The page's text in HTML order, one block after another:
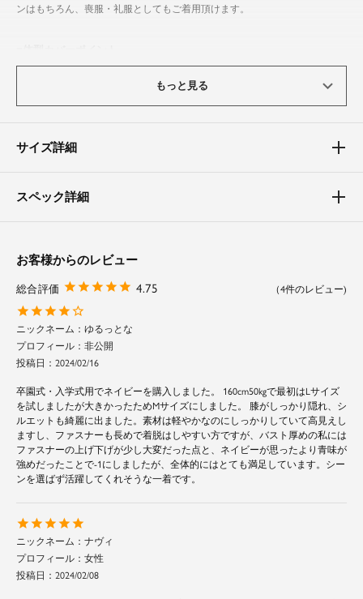
ンはもちろん、喪服・礼服としてもご着用頂けます。
重ねて着ているように見えるトロンプルイユは、袖のかさばりがなくすっき
りと着て頂けます。
少し高めのウエスト切替えで脚長効果も発揮します。
素材
もっと見る
サイズ詳細
スペック詳細
お客様からのレビュー
4.75
4
ゆるっとな
非公開
投稿日
2024/02/16
卒園式・入学式用でネイビーを購入しました。 160cm50kgで最初はLサイズ
を試しましたが大きかったためMサイズにしました。 膝がしっかり隠れ、シ
ルエットも綺麗に出ました。素材は軽やかなのにしっかりしていて高見えし
ますし、ファスナーも長めで着脱はしやすい方ですが、バスト厚めの私には
ファスナーの上げ下げが少し大変だった点と、ネイビーが思ったより青味が
強めだったことで-1にしましたが、全体的にはとても満足しています。シー
ンを選ばず活躍してくれそうな一着です。
ナヴィ
女性
投稿日
2024/02/08